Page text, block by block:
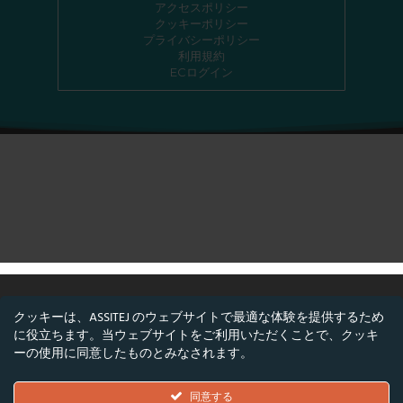
アクセスポリシー
クッキーポリシー
プライバシーポリシー
利用規約
ECログイン
©ASSITEJ - 国際児童・青少年演劇・舞台芸術協
会
Nørregade 26, 1階, 1165 コペンハーゲン, デンマ
クッキーは、ASSITEJ のウェブサイトで最適な体験を提供するため
に役立ちます。当ウェブサイトをご利用いただくことで、クッキ
ーの使用に同意したものとみなされます。
同意する